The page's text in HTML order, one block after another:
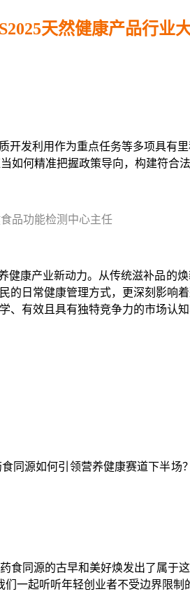
天然健康产品行业
发利用作为重点任务等多项具有
何精准把握政策导向，构建符合
品功能检测中心主任
康产业新动力。从传统滋补品的
的日常健康管理方式，更深刻影响
有效且具有独特竞争力的市场认
同源如何引领营养健康赛道下半
药食同源的古早和美好焕发出了属于
们一起听听年轻创业者不受边界 限制